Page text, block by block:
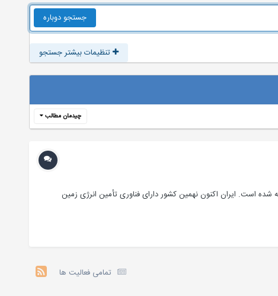
جستجو دوباره
تنظیمات بیشتر جستجو
چیدمان مطالب
است. ایران اکنون نهمین کشور دارای فناوری تأمین انرژی زمین
تمامی فعالیت ها